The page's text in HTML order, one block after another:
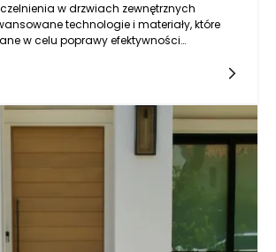
w drzwiach zewnętrznych
technologie i materiały, które
w celu poprawy efektywności
rozwiązania mogą przyjmować
taśm uszczelniających po
systemy, które skutecznie
ciepła oraz zmniejszają hałas z
te cechy decydują o przewadze drzwi
produktami, które często nie są
odpowiedniego komfortu termicznego czy